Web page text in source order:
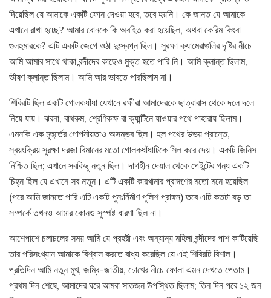
দিয়েছিল যে আমাকে একটি ফোন দেওয়া হবে, তবে হয়নি। কে জানত যে আমাকে
এখানে রাখা হচ্ছে? আমার বোনকে কি অবহিত করা হয়েছিল, অথবা কেরিম কিংবা
গুলহুমারকে? এটি একটি জেগে ওঠা দুঃস্বপ্ন ছিল। সুরক্ষা ক্যামেরাগুলির দৃষ্টির নীচে
আমি আমার সাথে থাকা বন্দীদের কাছেও মুক্ত হতে পারি নি। আমি ক্লান্ত ছিলাম,
ভীষণ ক্লান্ত ছিলাম। আমি আর ভাবতে পারছিলাম না।
শিবিরটি ছিল একটি গোলকধাঁধা যেখানে রক্ষীরা আমাদেরকে ছাত্রাবাস থেকে দলে দলে
নিয়ে যায়। ঝরনা, বাথরুম, শ্রেণিকক্ষ বা ক্যান্টিনে যাওয়ার পথে পাহারায় ছিলাম।
এমনকি এক মুহুর্তের গোপনীয়তাও অসম্ভব ছিল। হল পথের উভয় প্রান্তে,
স্বয়ংক্রিয় সুরক্ষা দরজা বিমানের মতো গোলকধাঁধাটিকে সিল করে দেয়। একটি জিনিস
নিশ্চিত ছিল; এখানে সবকিছু নতুন ছিল। দাগহীন দেয়াল থেকে পেইন্টের গন্ধ একটি
চিহ্ন ছিল যে এখানে সব নতুন। এটি একটি কারখানার প্রাঙ্গণের মতো মনে হয়েছিল
(পরে আমি জানতে পারি এটি একটি পুনঃর্নির্মাণ পুলিশ প্রাঙ্গন) তবে এটি কতটা বড় তা
সম্পর্কে তখনও আমার কোনও সুস্পষ্ট ধারণা ছিল না।
আশেপাশে চলাচলের সময় আমি যে প্রহরী এবং অন্যান্য মহিলা বন্দীদের পাশ কাটিয়েছি
তার পরিসংখ্যান আমাকে বিশ্বাস করতে বাধ্য করেছিল যে এই শিবিরটি বিশাল।
প্রতিদিন আমি নতুন মুখ, জম্বি-জাতীয়, চোখের নীচে ফোলা এমন দেখতে পেতাম।
প্রথম দিন শেষে, আমাদের ঘরে আমরা সাতজন উপস্থিত ছিলাম; তিন দিন পরে ১২ জন